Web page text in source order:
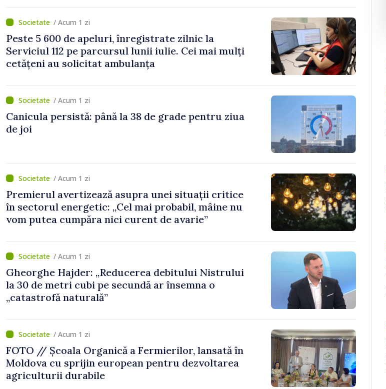
/ Acum 1 zi
Peste 5 600 de apeluri, înregistrate zilnic la
Serviciul 112 pe parcursul lunii iulie. Cei mai mulți
cetățeni au solicitat ambulanța
/ Acum 1 zi
Canicula persistă: până la 38 de grade pentru ziua
de joi
/ Acum 1 zi
Premierul avertizează asupra unei situații critice
în sectorul energetic: „Cel mai probabil, mâine nu
vom putea cumpăra nici curent de avarie”
/ Acum 1 zi
Gheorghe Hajder: „Reducerea debitului Nistrului
la 30 de metri cubi pe secundă ar însemna o
„catastrofă naturală”
/ Acum 1 zi
FOTO // Școala Organică a Fermierilor, lansată în
Moldova cu sprijin european pentru dezvoltarea
agriculturii durabile